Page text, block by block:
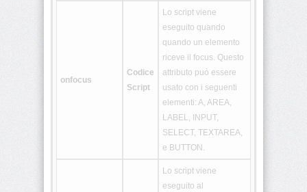
<article>
onfocus
Codice
Script
Lo script viene
eseguito quando
quando un elemento
riceve il focus. Questo
attributo può essere
usato con i seguenti
elementi: A, AREA,
LABEL, INPUT,
SELECT, TEXTAREA,
e BUTTON.
Lo script viene
eseguito al